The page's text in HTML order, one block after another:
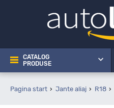
CATALOG
PRODUSE
Pagina start Jante aliaj R18